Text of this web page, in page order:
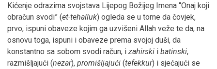
Kićenje odrazima svojstava Lijepog Božijeg Imena “Onaj koji
obračun svodi” (et-tehalluk) ogleda se u tome da čovjek,
prvo, ispuni obaveze kojim ga uzvišeni Allah veže te da, na
osnovu toga, ispuni i obaveze prema svojoj duši, da
konstantno sa sobom svodi račun, i zahirski i batinski,
razmišljajući (nezar), promišljajući (tefekkur) i sjećajući se